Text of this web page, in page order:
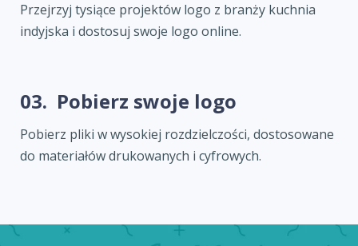
Przejrzyj tysiące projektów logo z branży kuchnia
indyjska i dostosuj swoje logo online.
03. Pobierz swoje logo
Pobierz pliki w wysokiej rozdzielczości, dostosowane
do materiałów drukowanych i cyfrowych.